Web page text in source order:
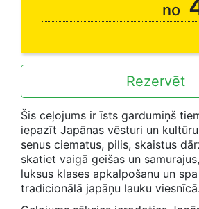
no
Rezervēt
Šis ceļojums ir īsts gardumiņš
iepazīt Japānas vēsturi un
senus ciematus, pilis, skaistus
skatiet vaigā geišas un
luksus klases apkalpošanu un
tradicionālā japāņu lauku viesnīcā.